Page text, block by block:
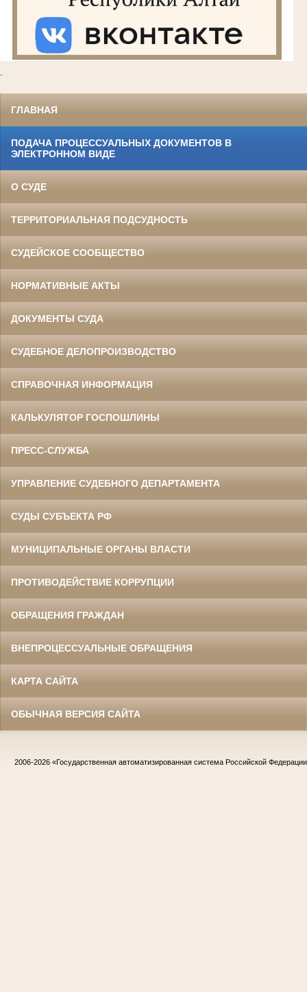
ГЛАВНАЯ
ПОДАЧА ПРОЦЕССУАЛЬНЫХ ДОКУМЕНТОВ В
ЭЛЕКТРОННОМ ВИДЕ
О СУДЕ
ТЕРРИТОРИАЛЬНАЯ ПОДСУДНОСТЬ
СУДЕЙСКОЕ СООБЩЕСТВО
НОРМАТИВНЫЕ АКТЫ
ДОКУМЕНТЫ СУДА
СУДЕБНОЕ ДЕЛОПРОИЗВОДСТВО
СПРАВОЧНАЯ ИНФОРМАЦИЯ
КАЛЬКУЛЯТОР ГОСПОШЛИНЫ
ПРЕСС-СЛУЖБА
УПРАВЛЕНИЕ СУДЕБНОГО ДЕПАРТАМЕНТА
СУДЫ СУБЪЕКТА РФ
МУНИЦИПАЛЬНЫЕ ОРГАНЫ ВЛАСТИ
ПРОТИВОДЕЙСТВИЕ КОРРУПЦИИ
ОБРАЩЕНИЯ ГРАЖДАН
ВНЕПРОЦЕССУАЛЬНЫЕ ОБРАЩЕНИЯ
КАРТА САЙТА
ОБЫЧНАЯ ВЕРСИЯ САЙТА
2006-2026 «Государственная автоматизированная система Российской